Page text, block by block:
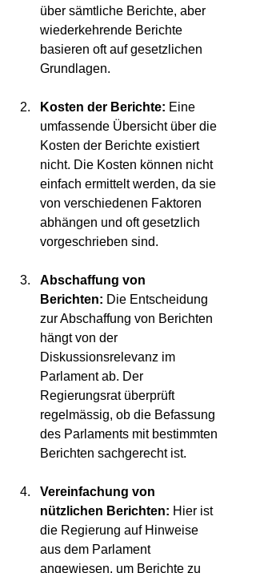
über sämtliche Berichte, aber
wiederkehrende Berichte
basieren oft auf gesetzlichen
Grundlagen.
Kosten der Berichte: Eine
umfassende Übersicht über die
Kosten der Berichte existiert
nicht. Die Kosten können nicht
einfach ermittelt werden, da sie
von verschiedenen Faktoren
abhängen und oft gesetzlich
vorgeschrieben sind.
Abschaffung von
Berichten: Die Entscheidung
zur Abschaffung von Berichten
hängt von der
Diskussionsrelevanz im
Parlament ab. Der
Regierungsrat überprüft
regelmässig, ob die Befassung
des Parlaments mit bestimmten
Berichten sachgerecht ist.
Vereinfachung von
nützlichen Berichten: Hier ist
die Regierung auf Hinweise
aus dem Parlament
angewiesen, um Berichte zu